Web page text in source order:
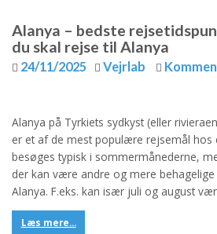
Alanya – bedste
du skal rejse til Alanya
24/11/2025 Vejrlab
Alanya på Tyrkiets sydkyst (eller
er et af de mest populære rejsemål hos
besøges typisk i sommermånederne,
der kan være andre og mere
Alanya. F.eks. kan især juli og august
Læs mere...